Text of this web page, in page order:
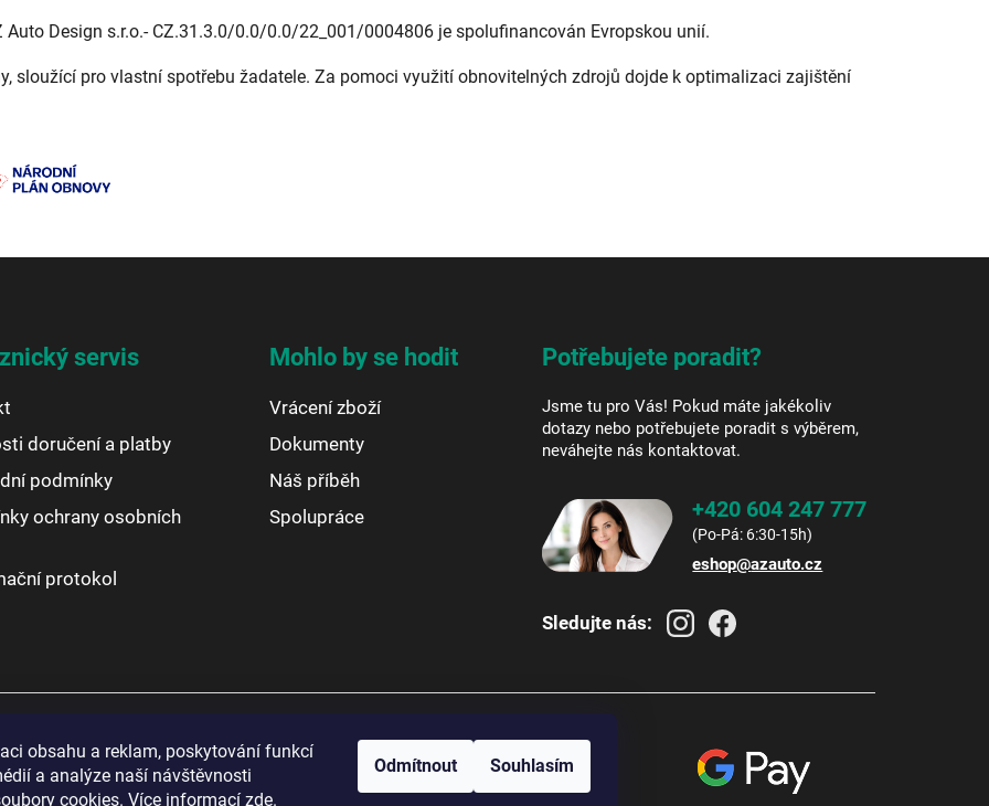
obsahu a reklam, poskytování funkcí
a analýze naší návštěvnosti
cookies. Více informací zde.
Odmítnout Souhlasím
Design s.r.o.- CZ.31.3.0/0.0/0.0/22_001/0004806 je spolufinancován Evropskou unií.
sloužící pro vlastní spotřebu žadatele. Za pomoci využití obnovitelných zdrojů dojde k optimalizaci zajištění
servis
doručení a platby
podmínky
ochrany osobních
protokol
Mohlo by se hodit
Vrácení zboží
Dokumenty
Náš příběh
Spolupráce
Potřebujete poradit?
Jsme tu pro Vás! Pokud máte jakékoliv
dotazy nebo potřebujete poradit s výběrem,
neváhejte nás kontaktovat.
+420 604 247 777
eshop@azauto.cz
Sledujte nás: